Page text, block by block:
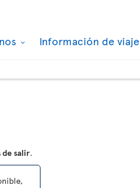
Información de viaje
de salir.